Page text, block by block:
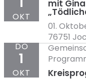
mit
01.
76751
OKT
DO
1
OKT